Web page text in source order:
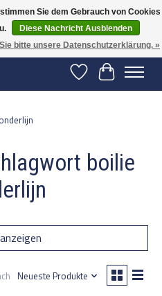
Op voorraad binnen 2-5 werkdagen
Wunschzettel
Ihr
boilie
Neueste Produkte
Sie dem Gebrauch von Cookies
Diese Nachricht Ausblenden
bitte unsere Datenschutzerklärung. »